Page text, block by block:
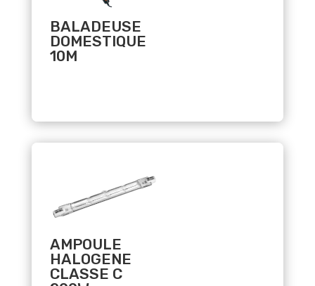
BALADEUSE
DOMESTIQUE
10M
AMPOULE
HALOGENE
CLASSE C